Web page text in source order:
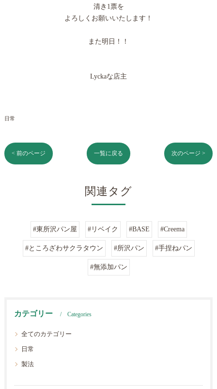
清き1票を
よろしくお願いいたします！
また明日！！
Lyckaな店主
日常
< 前のページ 一覧に戻る 次のページ >
関連タグ
#東所沢パン屋 #リベイク #BASE #Creema
#ところざわサクラタウン #所沢パン #手捏ねパン
#無添加パン
カテゴリー Categories
全てのカテゴリー
日常
製法